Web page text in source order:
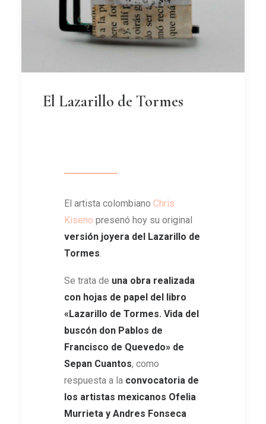
El Lazarillo de Tormes
El artista colombiano Chris
Kiseno presenó hoy su original
versión joyera del Lazarillo de
Tormes.
Se trata de una obra realizada
con hojas de papel del libro
«Lazarillo de Tormes. Vida del
buscón don Pablos de
Francisco de Quevedo» de
Sepan Cuantos, como
respuesta a la convocatoria de
los artistas mexicanos Ofelia
Murrieta y Andres Fonseca